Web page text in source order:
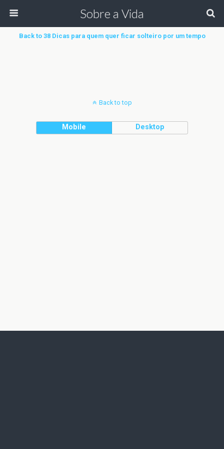
Sobre a Vida
Back to 38 Dicas para quem quer ficar solteiro por um tempo
Back to top
Mobile Desktop